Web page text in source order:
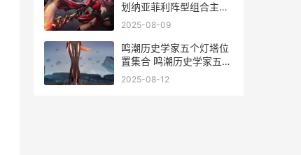
划纳亚菲利阵型组合主推
金铲铲之战s14超频狗
2025-08-09
鸣潮历史学家五个灯塔位
置集合 鸣潮历史学家五个
灯塔
2025-08-12